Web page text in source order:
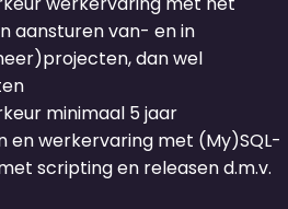
aansturen van- en in
dan wel
minimaal 5 jaar
en werkervaring met (My)SQL-
scripting en releasen d.m.v.